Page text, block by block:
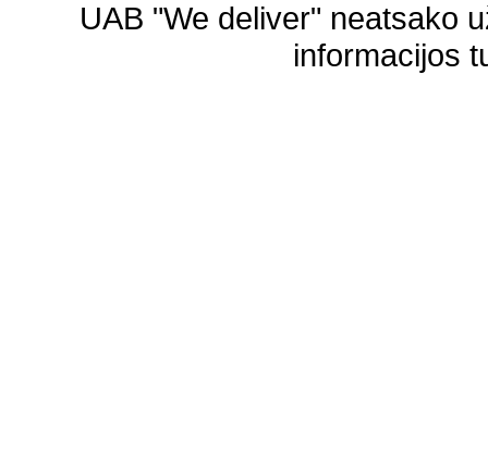
UAB "We deliver" neatsako
informacijos